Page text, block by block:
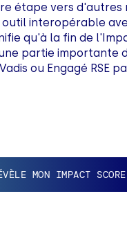
étape vers
outil interopérable
qu'à la fin de
partie importante
ou Engagé RSE
MON IMPACT SCORE